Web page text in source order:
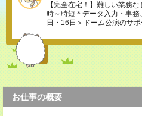
【完全在宅！】難しい業務
時～時短＊データ入力・事
日・16日＞ドーム公演のサ
お仕事の概要